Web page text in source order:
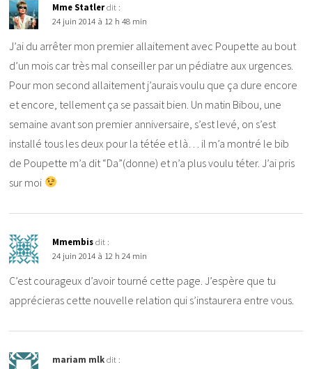
Mme Statlerdit :
24 juin 2014 à 12 h 48 min
J’ai du arrêter mon premier allaitement avec Poupette au bout
d’un mois car très mal conseiller par un pédiatre aux urgences.
Pour mon second allaitement j’aurais voulu que ça dure encore
et encore, tellement ça se passait bien. Un matin Bibou, une
semaine avant son premier anniversaire, s’est levé, on s’est
installé tous les deux pour la tétée et là… il m’a montré le bib
de Poupette m’a dit “Da”(donne) et n’a plus voulu téter. J’ai pris
sur moi
Mmembis dit :
24 juin 2014 à 12 h 24 min
C’est courageux d’avoir tourné cette page. J’espère que tu
apprécieras cette nouvelle relation qui s’instaurera entre vous.
mariam mlk dit :